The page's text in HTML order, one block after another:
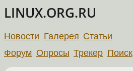
LINUX.ORG.RU
Новости Галерея Статьи
Форум Опросы Трекер Поиск